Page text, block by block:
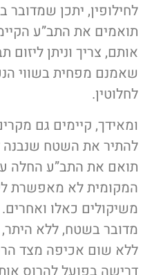
לחילופין, יתכן
תואמים את התב”ע
אותם, צריך וניתן ליזום
שאמנם מפחית בשווי
לחלוטין.
ומאידך, קיימים גם
להתיר את השטח שנבנה
תואם את התב”ע החלה
המקומית לא מאפשרת
משיקולים כאלו
מדובר בשטח, ללא
ללא שום אכיפה מצד